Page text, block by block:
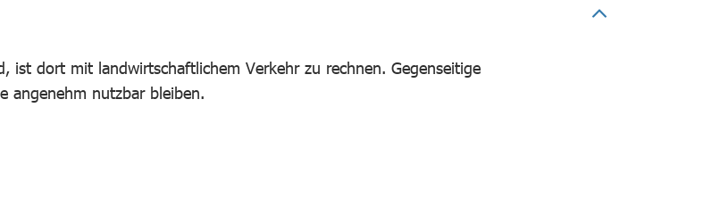
ist dort mit landwirtschaftlichem Verkehr zu rechnen. Gegenseitige
angenehm nutzbar bleiben.